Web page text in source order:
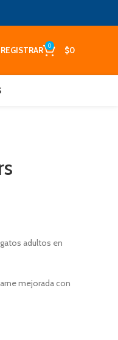
0 $0
adultos en
mejorada con